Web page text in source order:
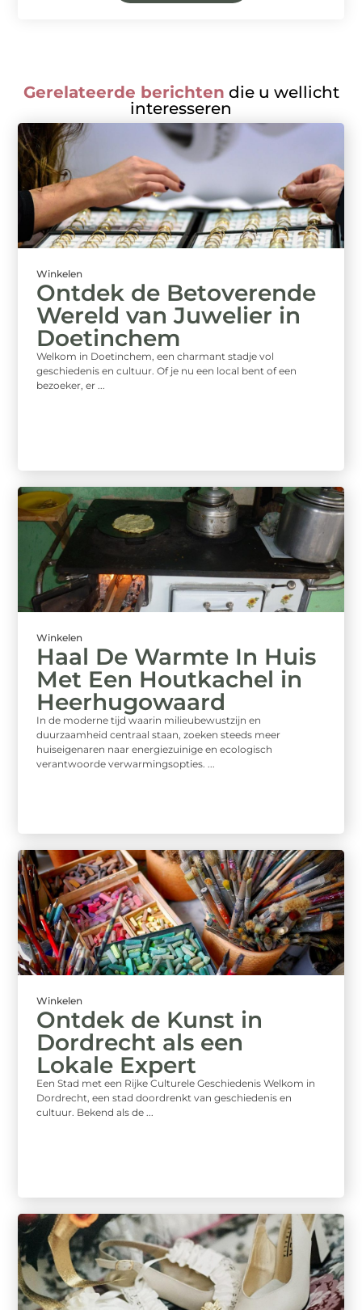
Gerelateerde berichten die u wellicht
interesseren
Winkelen
Ontdek de Betoverende
Wereld van Juwelier in
Doetinchem
Welkom in Doetinchem, een charmant stadje vol
geschiedenis en cultuur. Of je nu een local bent of een
bezoeker, er ...
Winkelen
Haal De Warmte In Huis
Met Een Houtkachel in
Heerhugowaard
In de moderne tijd waarin milieubewustzijn en
duurzaamheid centraal staan, zoeken steeds meer
huiseigenaren naar energiezuinige en ecologisch
verantwoorde verwarmingsopties. ...
Winkelen
Ontdek de Kunst in
Dordrecht als een
Lokale Expert
Een Stad met een Rijke Culturele Geschiedenis Welkom in
Dordrecht, een stad doordrenkt van geschiedenis en
cultuur. Bekend als de ...